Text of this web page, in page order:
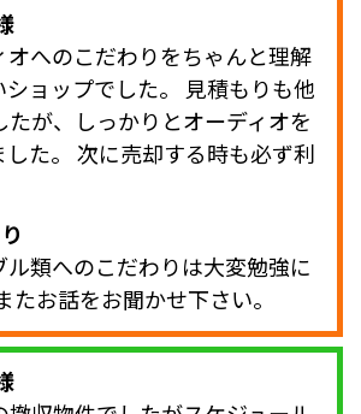
オへのこだわりをちゃんと理解
ショップでした。 見積もりも他
たが、しっかりとオーディオを
した。 次に売却する時も必ず利
ル類へのこだわりは大変勉強に
たお話をお聞かせ下さい。